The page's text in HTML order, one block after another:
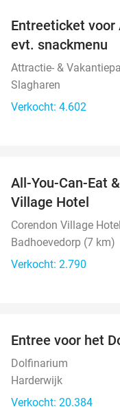
Entreeticket
evt. snackmenu
Attractie- &
Slagharen
Verkocht: 4.602
All-You-Can-Eat
Village Hotel
Corendon Village
Badhoevedorp (7 km)
Verkocht: 2.790
Entree voor het
Dolfinarium
Harderwijk
Verkocht: 20.384